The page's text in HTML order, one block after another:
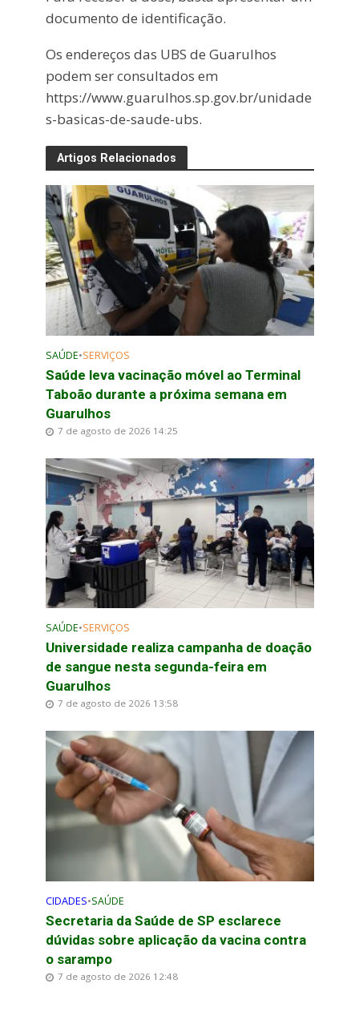
documento de identificação.
Os endereços das UBS de Guarulhos
podem ser consultados em
https://www.guarulhos.sp.gov.br/unidade
s-basicas-de-saude-ubs.
Artigos Relacionados
SAÚDE•SERVIÇOS
Saúde leva vacinação móvel ao Terminal
Taboão durante a próxima semana em
Guarulhos
7 de agosto de 2026 14:25
SAÚDE•SERVIÇOS
Universidade realiza campanha de doação
de sangue nesta segunda-feira em
Guarulhos
7 de agosto de 2026 13:58
CIDADES•SAÚDE
Secretaria da Saúde de SP esclarece
dúvidas sobre aplicação da vacina contra
o sarampo
7 de agosto de 2026 12:48